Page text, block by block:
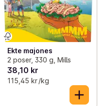
Ekte majones
2 poser, 330 g, Mills
38,10 kr
115,45 kr /kg